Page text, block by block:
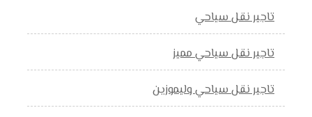
تاجير نقل سياحي
تاجير نقل سياحي مميز
تاجير نقل سياحي وليموزين